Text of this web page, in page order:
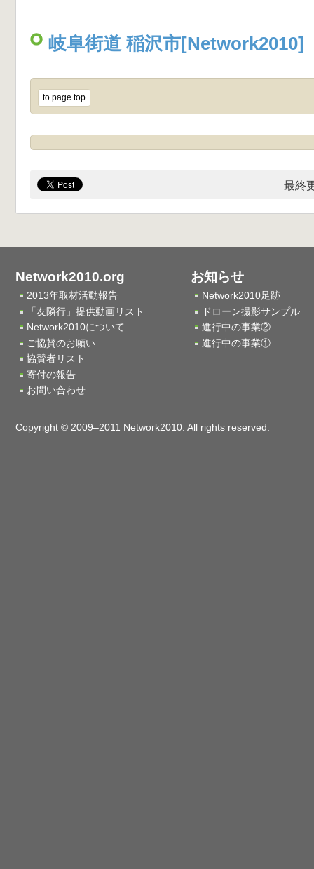
岐阜街道 稲沢市[Network2010]
to page top
最終
Network2010.org
2013年取材活動報告
「友隣行」提供動画リスト
Network2010について
ご協賛のお願い
協賛者リスト
寄付の報告
お問い合わせ
お知らせ
Network2010足跡
ドローン撮影サンプル
進行中の事業②
進行中の事業①
Copyright © 2009–2011 Network2010. All rights reserved.